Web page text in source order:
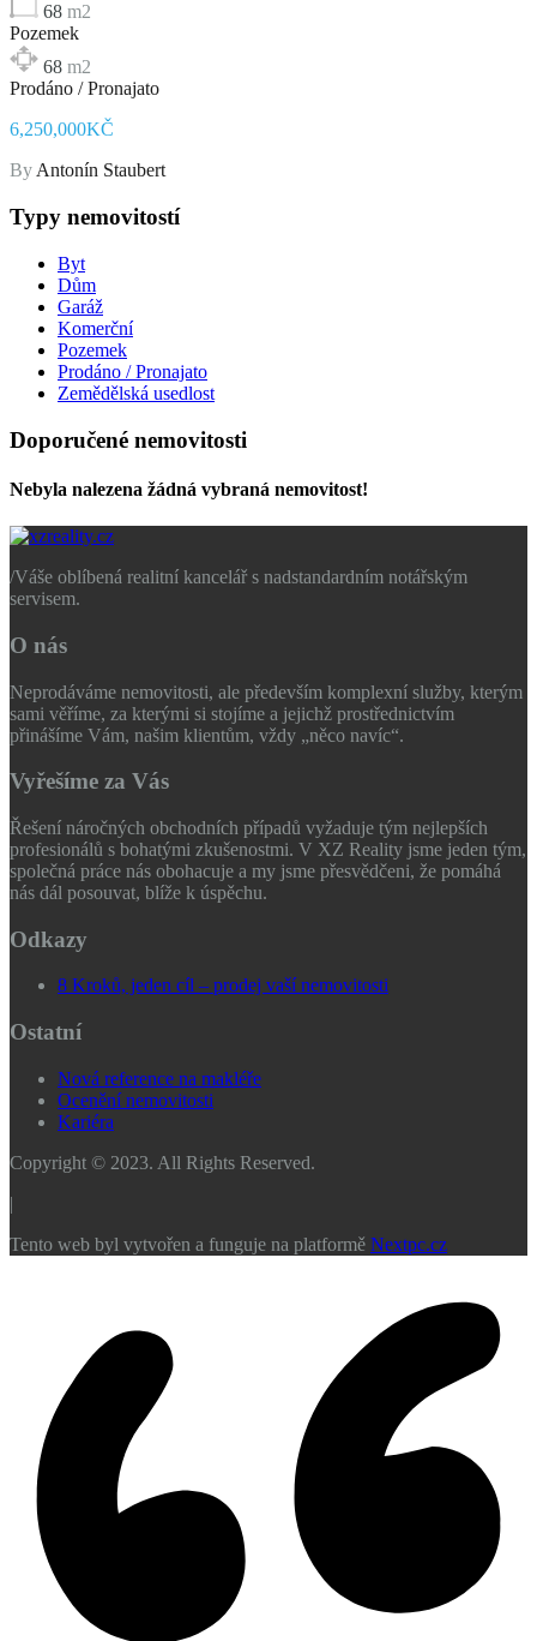
68 m2
Pozemek
68 m2
Prodáno / Pronajato
6,250,000KČ
ByAntonín Staubert
Typy nemovitostí
Byt
Dům
Garáž
Komerční
Pozemek
Prodáno / Pronajato
Zemědělská usedlost
Doporučené nemovitosti
Nebyla nalezena žádná vybraná nemovitost!
/Váše oblíbená realitní kancelář s nadstandardním notářským
servisem.
O nás
Neprodáváme nemovitosti, ale především komplexní služby, kterým
sami věříme, za kterými si stojíme a jejichž prostřednictvím
přinášíme Vám, našim klientům, vždy „něco navíc“.
Vyřešíme za Vás
Řešení náročných obchodních případů vyžaduje tým nejlepších
profesionálů s bohatými zkušenostmi. V XZ Reality jsme jeden tým,
společná práce nás obohacuje a my jsme přesvědčeni, že pomáhá
nás dál posouvat, blíže k úspěchu.
Odkazy
8 Kroků, jeden cíl – prodej vaší nemovitosti
Ostatní
Nová reference na makléře
Ocenění nemovitosti
Kariéra
Copyright © 2023. All Rights Reserved.
|
Tento web byl vytvořen a funguje na platformě Nextpc.cz